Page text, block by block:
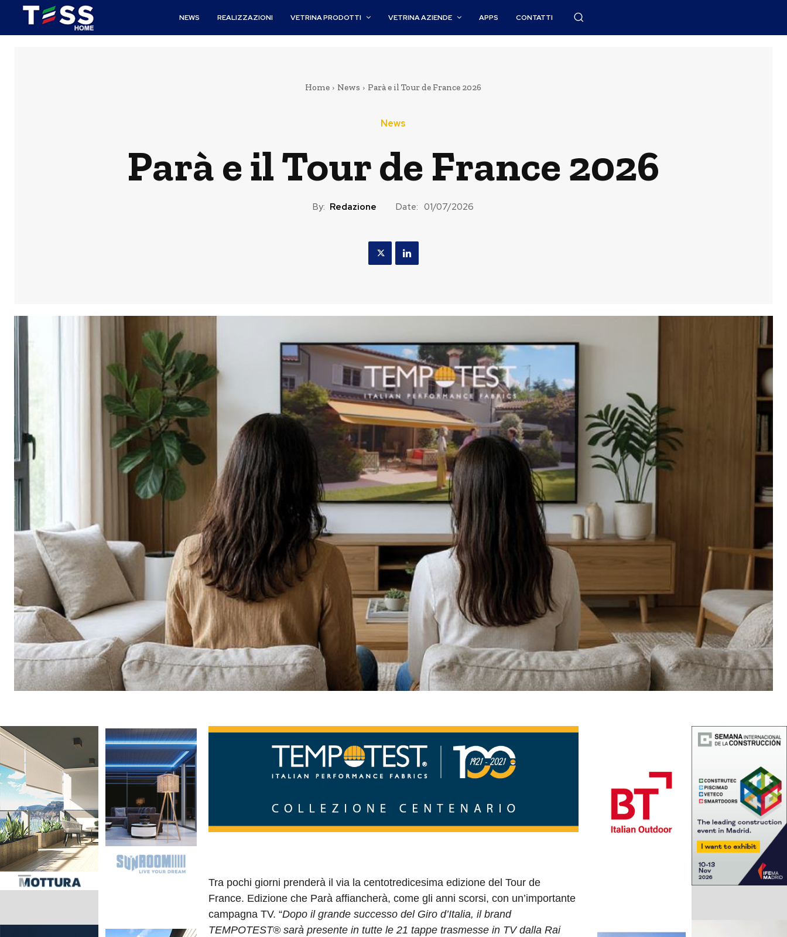
NEWS REALIZZAZIONI VETRINA PRODOTTI VETRINA AZIENDE APPS CONTATTI
Home News Parà e il Tour de France 2026
News
Parà e il Tour de France 2026
By: Redazione Date: 01/07/2026
Tra pochi giorni prenderà il via la centotredicesima edizione del Tour de
France. Edizione che Parà affiancherà, come gli anni scorsi, con un’importante
campagna TV. “Dopo il grande successo del Giro d’Italia, il brand
TEMPOTEST® sarà presente in tutte le 21 tappe trasmesse in TV dalla Rai